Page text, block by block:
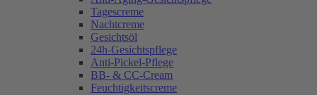
Tagescreme
Nachtcreme
Gesichtsöl
24h-Gesichtspflege
Anti-Pickel-Pflege
BB- & CC-Cream
Feuchtigkeitscreme